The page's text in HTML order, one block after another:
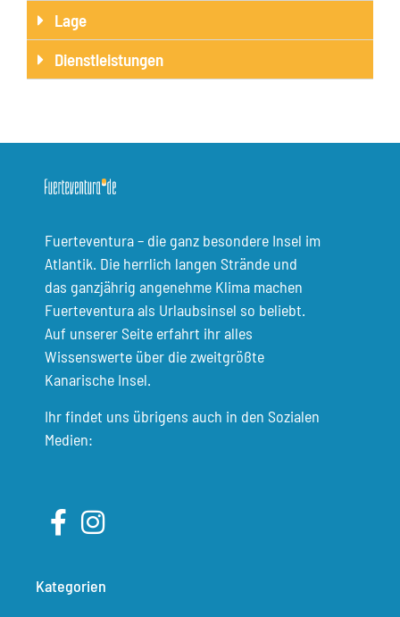
Lage
Dienstleistungen
Fuerteventura – die ganz besondere Insel im
Atlantik. Die herrlich langen Strände und
das ganzjährig angenehme Klima machen
Fuerteventura als Urlaubsinsel so beliebt.
Auf unserer Seite erfahrt ihr alles
Wissenswerte über die zweitgrößte
Kanarische Insel.
Ihr findet uns übrigens auch in den Sozialen
Medien:
Kategorien